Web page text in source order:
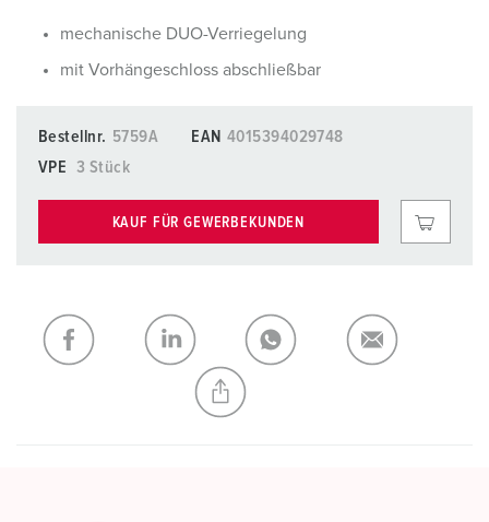
mechanische DUO-Verriegelung
mit Vorhängeschloss abschließbar
Bestellnr. 5759A EAN 4015394029748
VPE
3 Stück
KAUF FÜR GEWERBEKUNDEN